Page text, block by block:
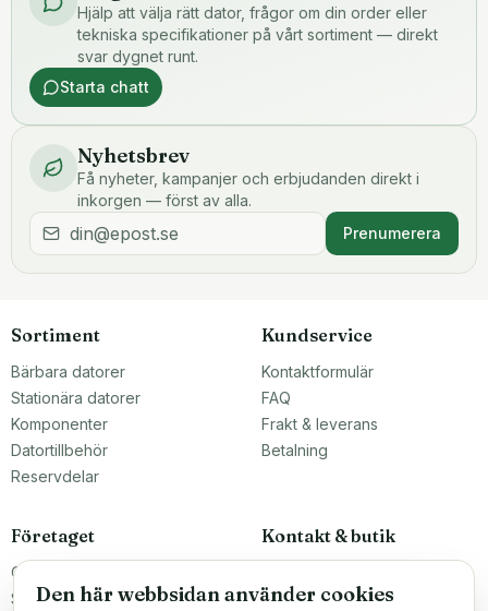
Hjälp att välja rätt dator, frågor om din order eller
tekniska specifikationer på vårt sortiment — direkt
svar dygnet runt.
Starta chatt
Nyhetsbrev
Få nyheter, kampanjer och erbjudanden direkt i
inkorgen — först av alla.
Prenumerera
Sortiment
Bärbara datorer
Stationära datorer
Komponenter
Datortillbehör
Reservdelar
Kundservice
Kontaktformulär
FAQ
Frakt & leverans
Betalning
Företaget
Om oss
Större inköp?
Kontakt & butik
Malmö, Sverige
Den här webbsidan använder cookies